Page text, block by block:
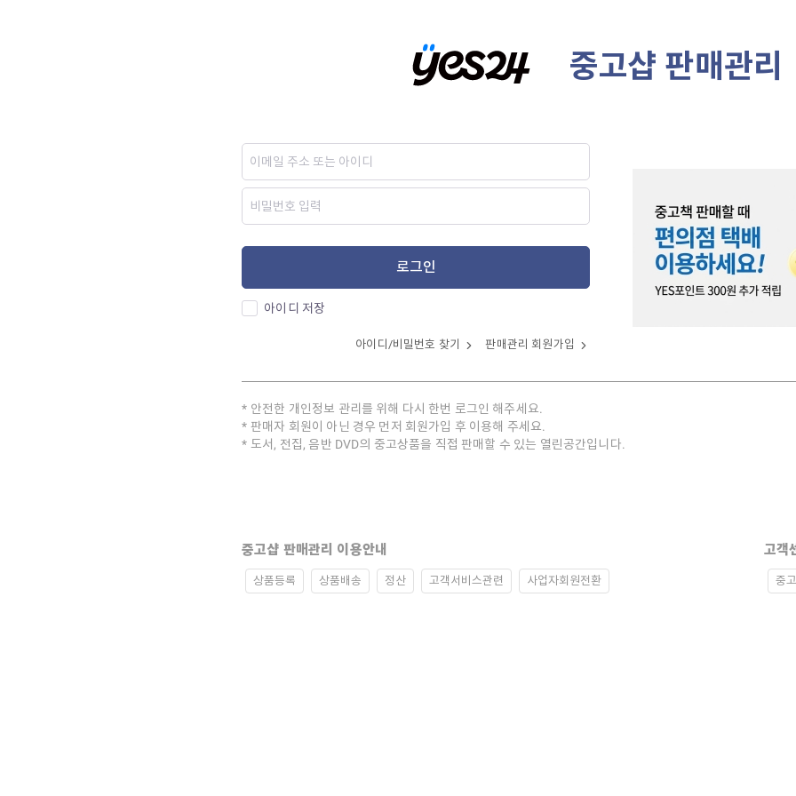
중고샵 판매관리
로그인
아이디 저장
아이디/비밀번호 찾기 판매관리 회원가입
안전한 개인정보 관리를 위해 다시 한번 로그인 해주세요.
판매자 회원이 아닌 경우 먼저 회원가입 후 이용해 주세요.
도서, 전집, 음반 DVD의 중고상품을 직접 판매할 수 있는 열린공간입니다.
중고샵 판매관리 이용안내
상품등록 상품배송 정산 고객서비스관련 사업자회원전환
고객
중